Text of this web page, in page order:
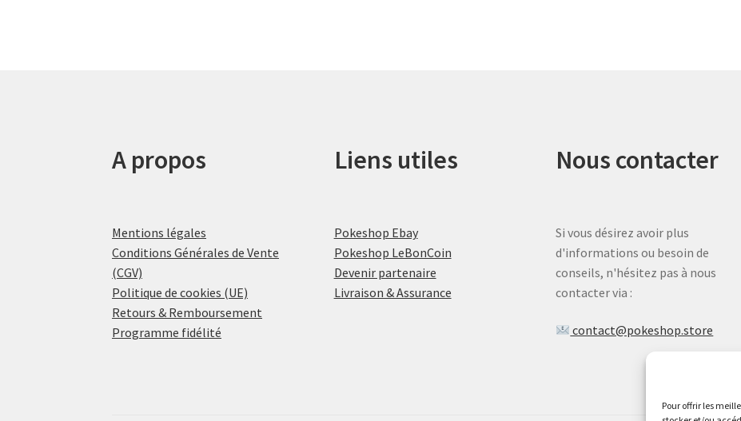
Pour offrir les
A propos
Mentions légales
Conditions Générales de Vente
(CGV)
Politique de cookies (UE)
Retours & Remboursement
Programme fidélité
Liens utiles
Pokeshop Ebay
Pokeshop LeBonCoin
Devenir partenaire
Livraison & Assurance
Nous contacter
Si vous désirez avoir plus
d'informations ou besoin de
conseils, n'hésitez pas à nous
contacter via :
contact@pokeshop.store